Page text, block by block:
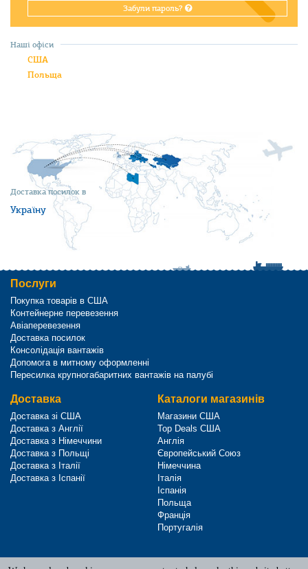
Забули пароль?
Доставка посилок в
Україну
Наші офіси
США
Польща
Послуги
Покупка товарів в США
Контейнерне перевезення
Авіаперевезення
Доставка посилок
Консолідація вантажів
Допомога в митному оформленні
Пересилка крупногабаритних вантажів на палубі
Доставка
Доставка зі США
Доставка з Англії
Доставка з Німеччини
Доставка з Польщі
Доставка з Італії
Доставка з Іспанії
Каталоги магазинів
Магазини США
Top Deals США
Англія
Європейський Союз
Німеччина
Італія
Іспанія
Польща
Франція
Португалія